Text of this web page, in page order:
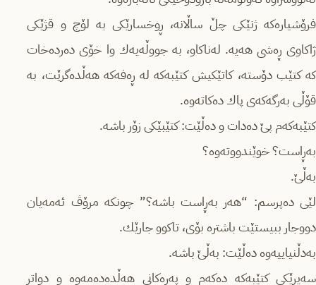
فرۆشیاره‌كه‌ ژنێكی چڵ ساڵانه‌، ڕوخسارێکی بە لۆچ و قژێكی
ژاكاوی ڕه‌شی هه‌یه‌. له‌ناكاو، به‌ جووڵه‌یه‌ك وا خۆی ده‌رده‌خات
كه‌ كتێب دۆسته‌، كاتێكیش كتێبه‌كه‌ له‌ ڕه‌فه‌كه‌ هه‌ڵده‌گرێت، به‌
قۆڵی به‌رگه‌كه‌ی پاك ده‌كاته‌وه‌.
كتێبه‌كه‌م پێ ده‌دات و ده‌ڵێت: كتێبێكی زۆر باشه‌.
به‌ڕاست؟ خوێندووته‌وه‌؟
به‌ڵێ.
لێی ده‌پرسم: “هه‌ر به‌ڕاست باشه‌؟” چونكه‌ مرۆڤ ئه‌مه‌یان
دووجار ببیستێت باشتره‌ بۆی، تاكوو جارێك.
به‌دڵنیاییه‌وه‌ ده‌ڵێت: به‌ڵێ باشه‌.
سه‌یرێكی كتێبه‌كه‌ ده‌كه‌م و په‌ڕه‌كانی هه‌ڵده‌ده‌مه‌وه‌ و دواتر